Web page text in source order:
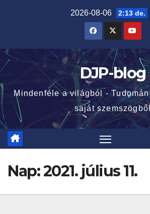
2026-08-06 2:13 de.
DJP-blog
Mindenféle a világból -
saját
Nap:2021. július 11.